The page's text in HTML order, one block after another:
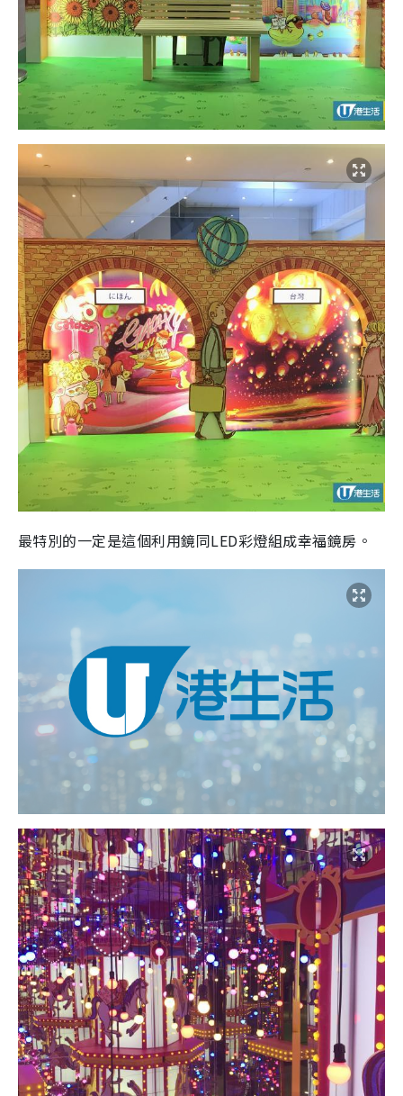
最特別的一定是這個利用鏡同LED彩燈組成幸福鏡房。